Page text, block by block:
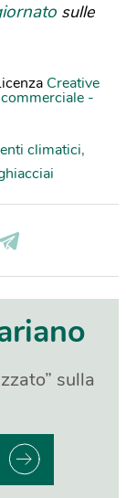
sulle
Creative
-
climatici,
sulla